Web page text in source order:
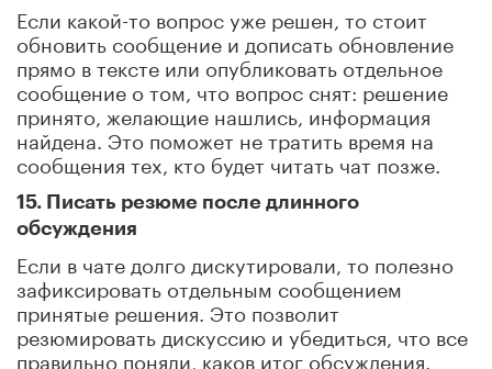
Если какой-то вопрос уже решен, то стоит
обновить сообщение и дописать обновление
прямо в тексте или опубликовать отдельное
сообщение о том, что вопрос снят: решение
принято, желающие нашлись, информация
найдена. Это поможет не тратить время на
сообщения тех, кто будет читать чат позже.
15. Писать резюме после длинного
обсуждения
Если в чате долго дискутировали, то полезно
зафиксировать отдельным сообщением
принятые решения. Это позволит
резюмировать дискуссию и убедиться, что все
правильно поняли, каков итог обсуждения.